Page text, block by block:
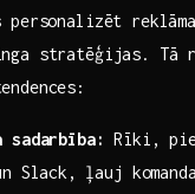
personalizēt
stratēģijas. Tā
sadarbība: Rīki,
⁣Slack,⁢ ļauj